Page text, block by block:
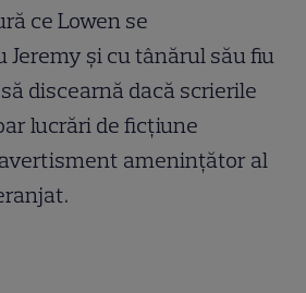
ce Lowen se
Jeremy și cu tânărul său fiu
discearnă dacă scrierile
lucrări de ficțiune
amenințător al